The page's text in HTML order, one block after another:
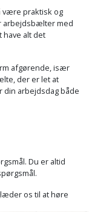
være praktisk og
arbejdsbælter med
alt det
afgørende, især
der er let at
din arbejdsdag både
Du er altid
os til at høre